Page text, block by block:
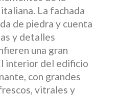
La fachada
de piedra y cuenta
y detalles
una gran
interior del edificio
con grandes
vitrales y